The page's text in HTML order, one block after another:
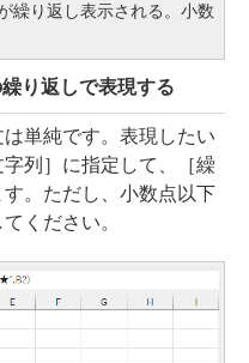
繰り返し表示される。小数
り返しで表現する
単純です。表現したい
列］に指定して、［繰
。ただし、小数点以下
ください。